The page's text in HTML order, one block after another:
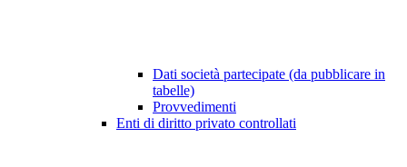
Dati società partecipate (da pubblicare in
tabelle)
Provvedimenti
Enti di diritto privato controllati